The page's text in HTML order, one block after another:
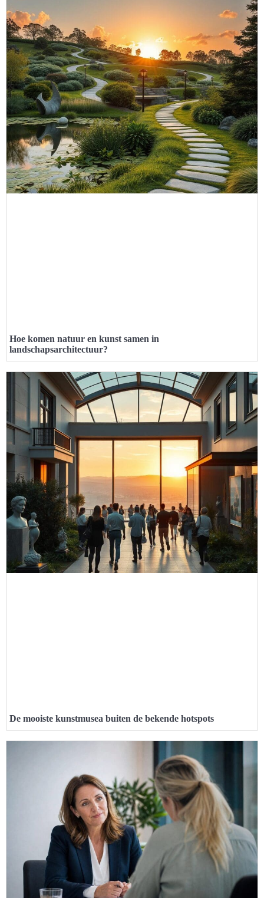
Hoe komen natuur en kunst samen in
landschapsarchitectuur?
De mooiste kunstmusea buiten de bekende hotspots